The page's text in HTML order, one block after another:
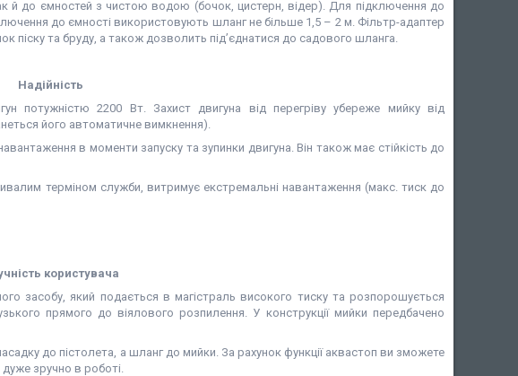
й до ємностей з чистою водою (бочок, цистерн, відер). Для підключення до
до ємності використовують шланг не більше 1,5 – 2 м. Фільтр-адаптер
піску та бруду, а також дозволить під’єднатися до садового шланга.
Надійність
потужністю 2200 Вт. Захист двигуна від перегріву убереже мийку від
його автоматичне вимкнення).
в моменти запуску та зупинки двигуна. Він також має стійкість до
терміном служби, витримує екстремальні навантаження (макс. тиск до
користувача
засобу, який подається в магістраль високого тиску та розпорошується
прямого до віялового розпилення. У конструкції мийки передбачено
до пістолета, а шланг до мийки. За рахунок функції аквастоп ви зможете
зручно в роботі.